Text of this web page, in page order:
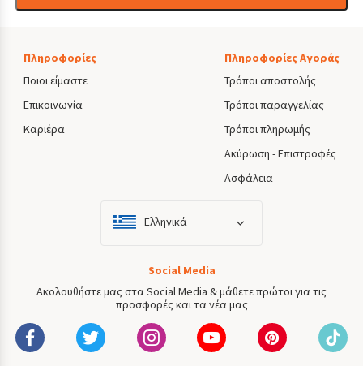
Πληροφορίες
Ποιοι είμαστε
Επικοινωνία
Καριέρα
Πληροφορίες Αγοράς
Τρόποι αποστολής
Τρόποι παραγγελίας
Τρόποι πληρωμής
Ακύρωση - Επιστροφές
Ασφάλεια
Ελληνικά
Social Media
Ακολουθήστε μας στα Social Media & μάθετε πρώτοι για τις
προσφορές και τα νέα μας